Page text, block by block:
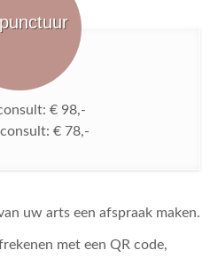
€ 98,-
€ 78,-
uw arts een afspraak maken.
met een QR code,